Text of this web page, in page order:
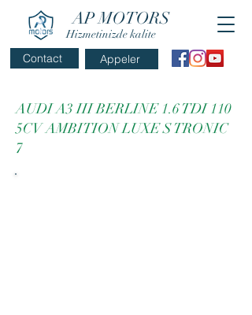
AP MOTORS
Hizmetinizde kalite
Appeler
Contact
AUDI A3 III BERLINE 1.6 TDI 110
5CV AMBITION LUXE S TRONIC
7